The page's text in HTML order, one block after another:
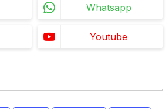
Whatsapp
Youtube